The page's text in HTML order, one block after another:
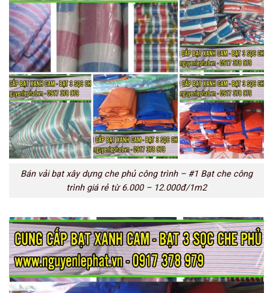
Bán vải bạt xây dựng che phủ công trình – #1 Bạt che công
trình giá rẻ từ 6.000 – 12.000đ/1m2